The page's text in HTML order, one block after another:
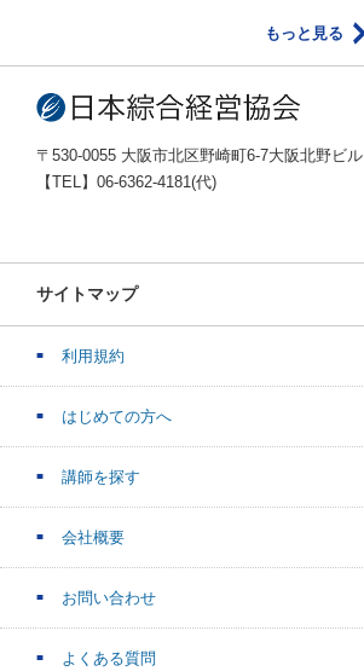
もっと見る
〒530-0055 大阪市北区野崎町6-7大阪北野ビル
【TEL】06-6362-4181(代)
サイトマップ
利用規約
はじめての方へ
講師を探す
会社概要
お問い合わせ
よくある質問